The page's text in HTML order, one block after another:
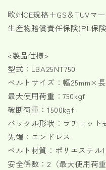
各
種
数
量
を
ら
す
各
種
量
を
増
や
す
欧州CE規格＋GS＆TUVマ
生産物賠償責任保険(PL保
<製品仕様>
型式：LBA25NT750
ベルトサイズ：幅25mm×長
最大使用荷重：750kgf
破断荷重：1500kgf
バックル形状：ラチェット
先端：エンドレス
ベルト材質：ポリエステル
安全係数：2（最大使用荷